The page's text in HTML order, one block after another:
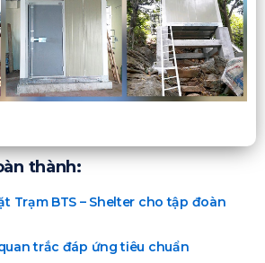
thành:
Trạm BTS – Shelter cho tập đoàn
trắc đáp ứng tiêu chuẩn